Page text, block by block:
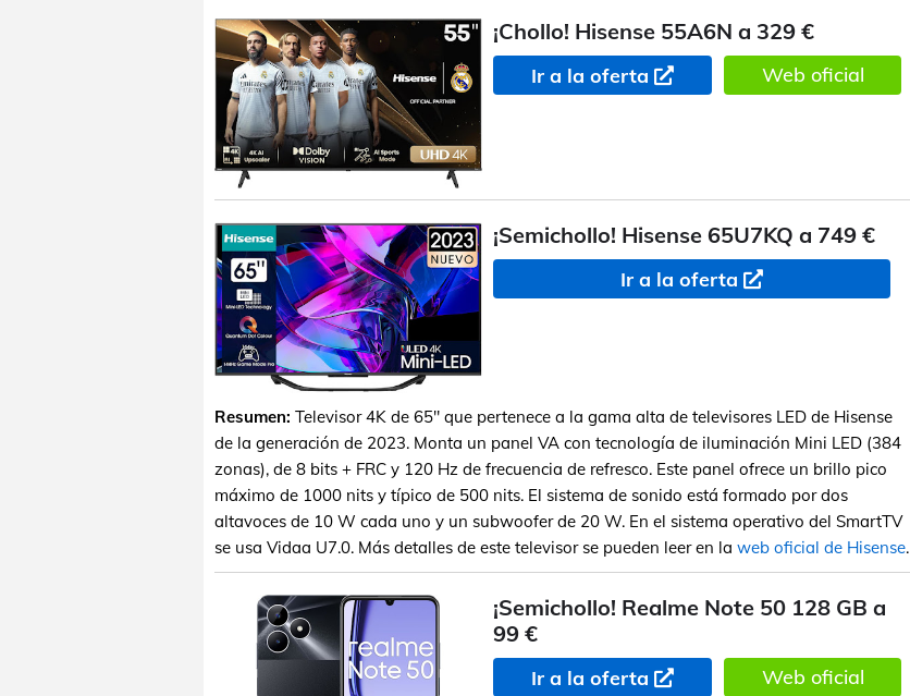
¡Chollo! Hisense 55A6N a 329 €
Ir a la oferta Web oficial
¡Semichollo! Hisense 65U7KQ a 749 €
Ir a la oferta
Resumen: Televisor 4K de 65" que pertenece a la gama alta de televisores LED de Hisense
de la generación de 2023. Monta un panel VA con tecnología de iluminación Mini LED (384
zonas), de 8 bits + FRC y 120 Hz de frecuencia de refresco. Este panel ofrece un brillo pico
máximo de 1000 nits y típico de 500 nits. El sistema de sonido está formado por dos
altavoces de 10 W cada uno y un subwoofer de 20 W. En el sistema operativo del SmartTV
se usa Vidaa U7.0. Más detalles de este televisor se pueden leer en la web oficial de Hisense.
¡Semichollo! Realme Note 50 128 GB a
99 €
Ir a la oferta Web oficial